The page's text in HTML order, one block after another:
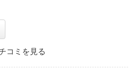
コミを見る